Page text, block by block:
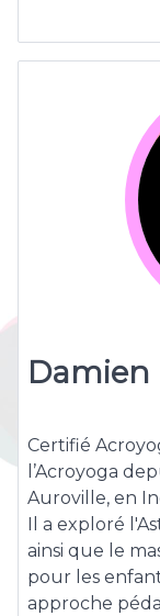
Damien
Certifié
l’Acroyoga
Auroville, en
Il a exploré
ainsi que le
pour les
approche